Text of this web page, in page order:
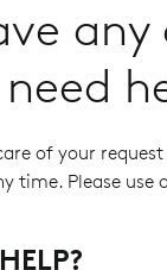
of your
time. Please